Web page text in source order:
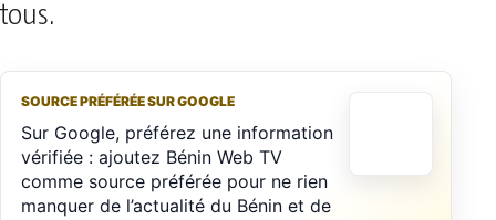
tous.
SOURCE PRÉFÉRÉE SUR GOOGLE
Sur Google, préférez une information
vérifiée : ajoutez Bénin Web TV
comme source préférée pour ne rien
manquer de l’actualité du Bénin et de